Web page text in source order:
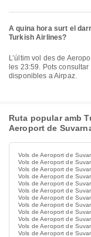
A quina hora surt el
Turkish Airlines?
L’últim vol des de Aeroport de Suvarnabhumi amb Turkish Airlines surt a
les 23:59. Pots
disponibles a Airpaz.
Ruta popular amb
Aeroport de
Vols de Aeroport de
Vols de Aeroport de
Vols de Aeroport de
Vols de Aeroport de
Vols de Aeroport de
Vols de Aeroport de
Vols de Aeroport de
Vols de Aeroport de
Vols de Aeroport de
Vols de Aeroport de
Vols de Aeroport de
Vols de Aeroport de